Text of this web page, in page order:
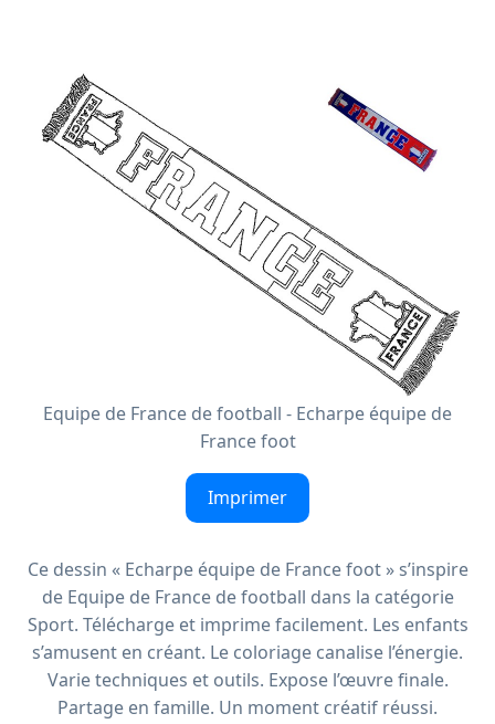
Equipe de France de football - Echarpe équipe de
France foot
Imprimer
Ce dessin « Echarpe équipe de France foot » s’inspire
de Equipe de France de football dans la catégorie
Sport. Télécharge et imprime facilement. Les enfants
s’amusent en créant. Le coloriage canalise l’énergie.
Varie techniques et outils. Expose l’œuvre finale.
Partage en famille. Un moment créatif réussi.